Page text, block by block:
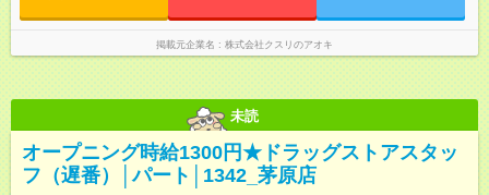
掲載元企業名 株式会社クスリのアオキ
未読
オープニング時給1300円★ドラッグストアスタッ
フ（遅番）│パート│1342_茅原店